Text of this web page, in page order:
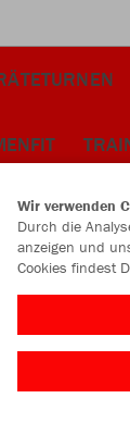
Wir verwenden
Durch die
anzeigen und
Cookies findest